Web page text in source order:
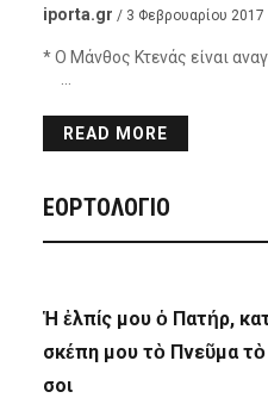
iporta.gr / 3 Φεβρουαρίου 2017
* Ο Μάνθος Κτενάς
READ MORE
ΕΟΡΤΟΛΟΓΙΟ
Ἡ ἐλπίς μου ὁ Πατήρ,
σκέπη μου τὸ Πνεῦμα τὸ
σοι